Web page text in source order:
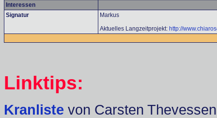
Interessen
Signatur
Markus
Aktuelles Langzeitprojekt: http://
Linktips:
Kranliste von Carsten Thevessen